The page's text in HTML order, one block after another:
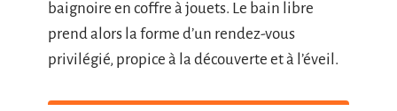
baignoire en coffre à jouets. Le bain libre
prend alors la forme d’un rendez-vous
privilégié, propice à la découverte et à l’éveil.